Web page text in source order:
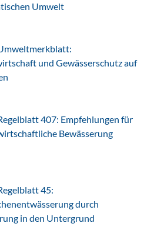
Umwelt
und Gewässerschutz auf
407: Empfehlungen für
Bewässerung
45:
durch
in den Untergrund